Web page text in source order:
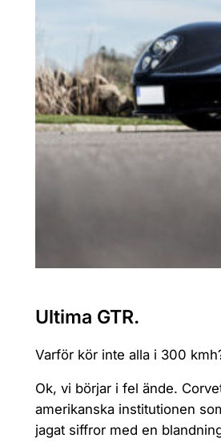
Ultima GTR.
Varför kör inte alla i 300
Ok, vi börjar i fel ände.
amerikanska institutionen
jagat siffror med en